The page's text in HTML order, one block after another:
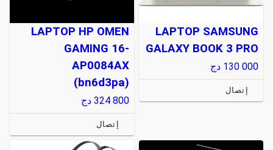
LAPTOP SAMSUNG
GALAXY BOOK 3 PRO
130 000 دج
إتصال
LAPTOP HP OMEN
GAMING 16-
AP0084AX
(bn6d3pa)
324 800 دج
إتصال